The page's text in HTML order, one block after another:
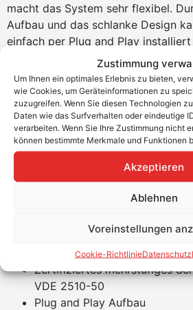
Zustimmung
Um Ihnen ein optimales Erlebnis zu bieten,
wie Cookies, um Geräteinformationen zu
zuzugreifen. Wenn Sie diesen Technologien
Daten wie das Surfverhalten oder eindeutige
verarbeiten. Wenn Sie Ihre Zustimmung nicht
können bestimmte Merkmale und Funktionen
Akzeptieren
Ablehnen
Voreinstellungen
Cookie-RichtlinieDatenschutz
macht das System sehr flexibel.
Aufbau und das schlanke Design
einfach per Plug and Play
Der Sungrow-Hybridwechselrichter
Batteriespeicher nach der
automatisch in das System. Das
Notstromsystem mit modernster
Umschaltzeit von unter 10 ms
Zuverlässigkeit.
Produktvorteile
Permanenter 50 A Lade- und
Lebenslang erweiterbares
Zellchemie: Lithium-
Zertifiziertes mehrstufiges
VDE 2510-50
Plug and Play Aufbau